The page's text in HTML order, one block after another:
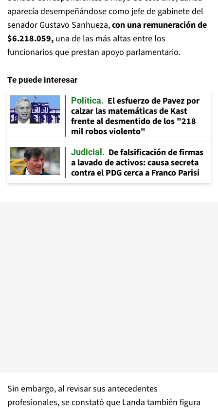
aparecía desempeñándose como jefe de gabinete del
senador Gustavo Sanhueza,con una remuneración de
$6.218.059, una de las más altas entre los
funcionarios que prestan apoyo parlamentario.
Te puede interesar
Política
El esfuerzo de Pavez por
calzar las matemáticas de Kast
frente al desmentido de los "218
mil robos violento"
Judicial
De falsificación de firmas
a lavado de activos: causa secreta
contra el PDG cerca a Franco Parisi
Sin embargo, al revisar sus antecedentes
profesionales, se constató que Landa también figura